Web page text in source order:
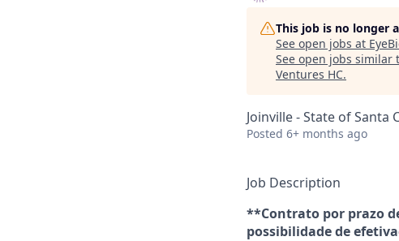
This job is no longer
See open jobs at
See open jobs similar
Ventures HC.
Joinville - State of Santa
Posted 6+ months ago
Job Description
**Contrato por prazo
possibilidade de